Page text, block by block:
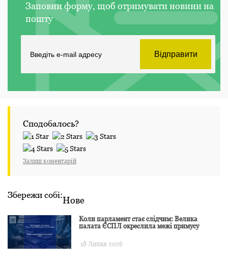
Заповни форму, щоб отримувати новини на
пошту
Сподобалось?
Залиш коментарій
Збережи собі:Нове
Коли парламент стає слідчим: Велика
палата ЄСПЛ окреслила межі примусу
18 Липня 2026